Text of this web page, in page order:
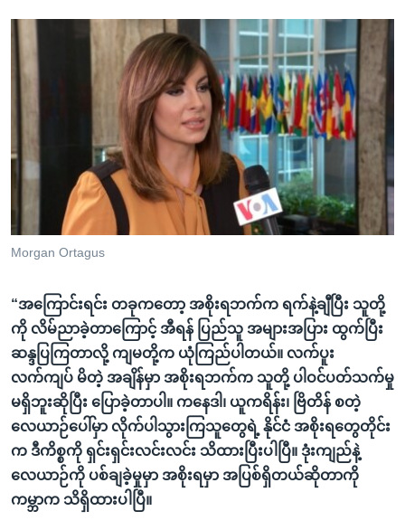
Morgan Ortagus
“အကြောင်းရင်း တခုကတော့ အစိုးရဘက်က ရက်နဲ့ချီပြီး သူတို့
ကို လိမ်ညာခဲ့တာကြောင့် အီရန် ပြည်သူ အများအပြား ထွက်ပြီး
ဆန္ဒပြကြတာလို့ ကျမတို့က ယုံကြည်ပါတယ်။ လက်ပူး
လက်ကျပ် မိတဲ့ အချိန်မှာ အစိုးရဘက်က သူတို့ ပါဝင်ပတ်သက်မှု
မရှိဘူးဆိုပြီး ပြောခဲ့တာပါ။ ကနေဒါ၊ ယူကရိန်း၊ ဗြိတိန် စတဲ့
လေယာဉ်ပေါ်မှာ လိုက်ပါသွားကြသူတွေရဲ့ နိုင်ငံ အစိုးရတွေတိုင်း
က ဒီကိစ္စကို ရှင်းရှင်းလင်းလင်း သိထားပြီးပါပြီ။ ဒုံးကျည်နဲ့
လေယာဉ်ကို ပစ်ချခဲ့မှုမှာ အစိုးရမှာ အပြစ်ရှိတယ်ဆိုတာကို
ကမ္ဘာက သိရှိထားပါပြီ။